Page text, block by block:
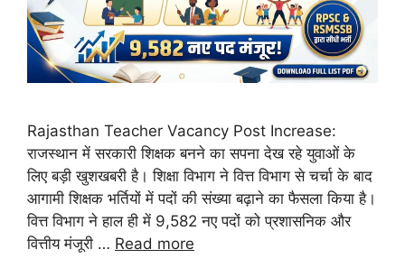
Rajasthan Teacher Vacancy Post Increase:
राजस्थान में सरकारी शिक्षक बनने का सपना देख रहे युवाओं के
लिए बड़ी खुशखबरी है। शिक्षा विभाग ने वित्त विभाग से चर्चा के बाद
आगामी शिक्षक भर्तियों में पदों की संख्या बढ़ाने का फैसला किया है।
वित्त विभाग ने हाल ही में 9,582 नए पदों को प्रशासनिक और
वित्तीय मंजूरी … Read more